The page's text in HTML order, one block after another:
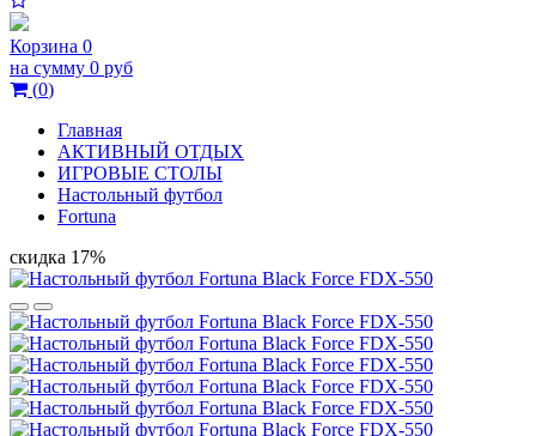
Корзина 0
на сумму 0 руб
(0)
Главная
АКТИВНЫЙ ОТДЫХ
ИГРОВЫЕ СТОЛЫ
Настольный футбол
Fortuna
скидка 17%